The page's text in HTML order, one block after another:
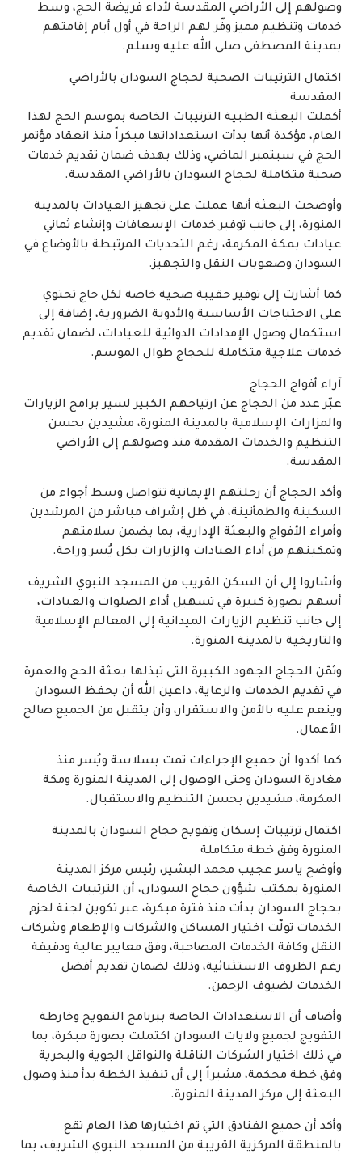
وصولهم إلى الأراضي المقدسة لأداء فريضة الحج، وسط
خدمات وتنظيم مميز وفّر لهم الراحة في أول أيام إقامتهم
بمدينة المصطفى صلى الله عليه وسلم.
اكتمال الترتيبات الصحية لحجاج السودان بالأراضي
المقدسة
أكملت البعثة الطبية الترتيبات الخاصة بموسم الحج لهذا
العام، مؤكدة أنها بدأت استعداداتها مبكراً منذ انعقاد مؤتمر
الحج في سبتمبر الماضي، وذلك بهدف ضمان تقديم خدمات
صحية متكاملة لحجاج السودان بالأراضي المقدسة.
وأوضحت البعثة أنها عملت على تجهيز العيادات بالمدينة
المنورة، إلى جانب توفير خدمات الإسعافات وإنشاء ثماني
عيادات بمكة المكرمة، رغم التحديات المرتبطة بالأوضاع في
السودان وصعوبات النقل والتجهيز.
كما أشارت إلى توفير حقيبة صحية خاصة لكل حاج تحتوي
على الاحتياجات الأساسية والأدوية الضرورية، إضافة إلى
استكمال وصول الإمدادات الدوائية للعيادات، لضمان تقديم
خدمات علاجية متكاملة للحجاج طوال الموسم.
آراء أفواج الحجاج
عبّر عدد من الحجاج عن ارتياحهم الكبير لسير برامج الزيارات
والمزارات الإسلامية بالمدينة المنورة، مشيدين بحسن
التنظيم والخدمات المقدمة منذ وصولهم إلى الأراضي
المقدسة.
وأكد الحجاج أن رحلتهم الإيمانية تتواصل وسط أجواء من
السكينة والطمأنينة، في ظل إشراف مباشر من المرشدين
وأمراء الأفواج والبعثة الإدارية، بما يضمن سلامتهم
وتمكينهم من أداء العبادات والزيارات بكل يُسر وراحة.
وأشاروا إلى أن السكن القريب من المسجد النبوي الشريف
أسهم بصورة كبيرة في تسهيل أداء الصلوات والعبادات،
إلى جانب تنظيم الزيارات الميدانية إلى المعالم الإسلامية
والتاريخية بالمدينة المنورة.
وثمّن الحجاج الجهود الكبيرة التي تبذلها بعثة الحج والعمرة
في تقديم الخدمات والرعاية، داعين الله أن يحفظ السودان
وينعم عليه بالأمن والاستقرار، وأن يتقبل من الجميع صالح
الأعمال.
كما أكدوا أن جميع الإجراءات تمت بسلاسة ويُسر منذ
مغادرة السودان وحتى الوصول إلى المدينة المنورة ومكة
المكرمة، مشيدين بحسن التنظيم والاستقبال.
اكتمال ترتيبات إسكان وتفويج حجاج السودان بالمدينة
المنورة وفق خطة متكاملة
وأوضح ياسر عجيب محمد البشير، رئيس مركز المدينة
المنورة بمكتب شؤون حجاج السودان، أن الترتيبات الخاصة
بحجاج السودان بدأت منذ فترة مبكرة، عبر تكوين لجنة لحزم
الخدمات تولّت اختيار المساكن والشركات والإطعام وشركات
النقل وكافة الخدمات المصاحبة، وفق معايير عالية ودقيقة
رغم الظروف الاستثنائية، وذلك لضمان تقديم أفضل
الخدمات لضيوف الرحمن.
وأضاف أن الاستعدادات الخاصة ببرنامج التفويج وخارطة
التفويج لجميع ولايات السودان اكتملت بصورة مبكرة، بما
في ذلك اختيار الشركات الناقلة والنواقل الجوية والبحرية
وفق خطة محكمة، مشيراً إلى أن تنفيذ الخطة بدأ منذ وصول
البعثة إلى مركز المدينة المنورة.
وأكد أن جميع الفنادق التي تم اختيارها هذا العام تقع
بالمنطقة المركزية القريبة من المسجد النبوي الشريف، بما